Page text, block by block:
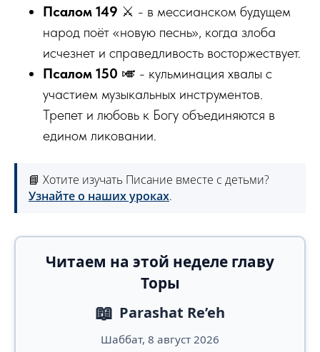
Псалом 149 ⚔️ - в мессианском будущем
народ поёт «новую песнь», когда злоба
исчезнет и справедливость восторжествует.
Псалом 150 🎺 - кульминация хвалы с
участием музыкальных инструментов.
Трепет и любовь к Богу объединяются в
едином ликовании.
📘 Хотите изучать Писание вместе с детьми?
Узнайте о наших уроках.
Читаем на этой неделе главу
Торы
📖 Parashat Re’eh
Шаббат, 8 август 2026